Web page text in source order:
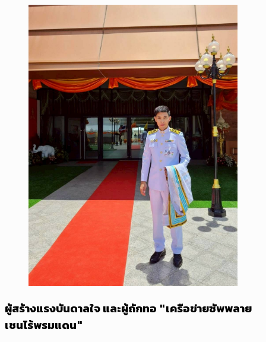
ผู้สร้างแรงบันดาลใจ และผู้ถักทอ "เครือข่ายซัพพลาย
เชนไร้พรมแดน"